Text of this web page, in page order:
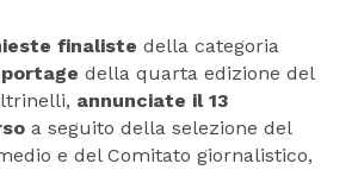
finaliste della categoria
della quarta edizione del
annunciate il 13
a seguito della selezione del
e del Comitato giornalistico,